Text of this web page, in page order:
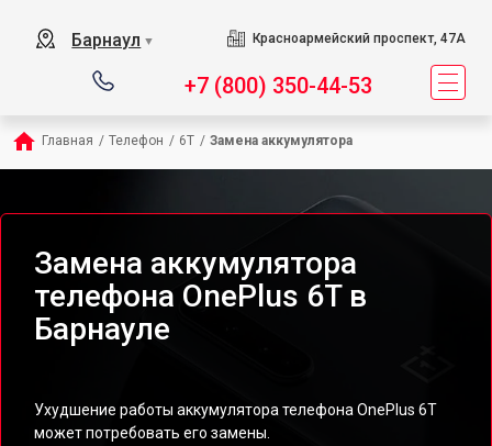
Барнаул ▼ Красноармейский проспект, 47А
+7 (800) 350-44-53
Главная / Телефон / 6T / Замена аккумулятора
Замена аккумулятора
телефона OnePlus 6T в
Барнауле
Ухудшение работы аккумулятора телефона OnePlus 6T
может потребовать его замены.